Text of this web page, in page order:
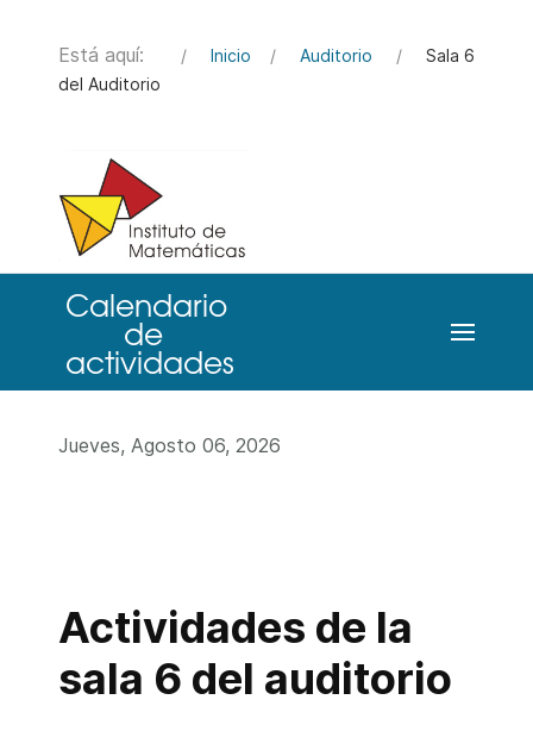
Está aquí: Inicio Auditorio
Sala 6
del Auditorio
Jueves, Agosto 06, 2026
Actividades de la
sala 6 del auditorio